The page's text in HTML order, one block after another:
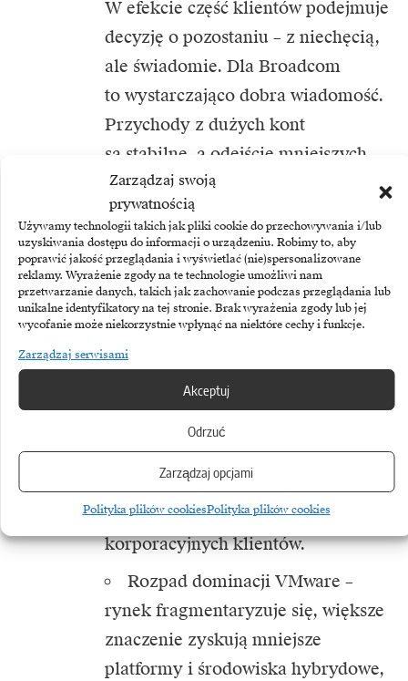
Zarządzaj swoją
prywatnością
Używamy technologii takich jak pliki cookie do przechowywania i/lub
uzyskiwania dostępu do informacji o urządzeniu. Robimy to, aby
poprawić jakość przeglądania i wyświetlać (nie)spersonalizowane
reklamy. Wyrażenie zgody na te technologie umożliwi nam
przetwarzanie danych, takich jak zachowanie podczas przeglądania lub
unikalne identyfikatory na tej stronie. Brak wyrażenia zgody lub jej
wycofanie może niekorzystnie wpłynąć na niektóre cechy i funkcje.
Zarządzaj serwisami
Akceptuj
Odrzuć
Zarządzaj opcjami
Polityka plików cookiesPolityka plików cookies
W efekcie część klientów podejmuje
decyzję o pozostaniu – z niechęcią,
ale świadomie. Dla Broadcom
to wystarczająco dobra wiadomość.
Przychody z dużych kont
są stabilne, a odejście mniejszych
graczy nie robi większego wrażenia
– przynajmniej na razie.
2028: Co zostanie
z VMware?
Jak będzie wyglądał rynek za trzy
lata? Scenariusze są trzy:
Broadcom łagodzi kurs –
pod presją klientów i regulatorów
dostosowuje politykę, częściowo
przywraca kanał, zachowując trzon
korporacyjnych klientów.
Rozpad dominacji VMware –
rynek fragmentaryzuje się, większe
znaczenie zyskują mniejsze
platformy i środowiska hybrydowe,